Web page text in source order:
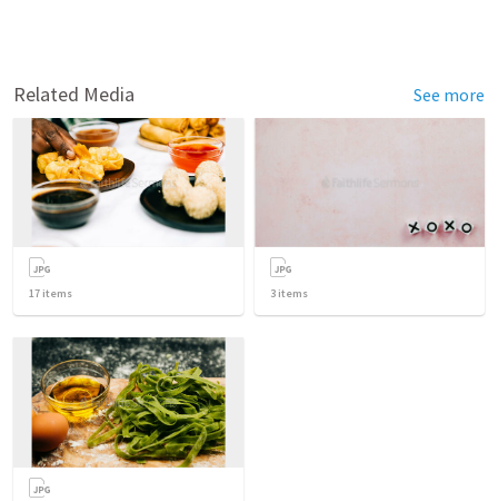
Related Media See more
17 items 3 items